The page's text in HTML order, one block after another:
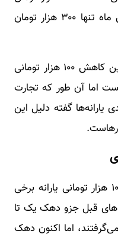
یارانه نقدی دریافت می‌کردند، این ماه تنها ۳۰۰ هزار تومان
برخی از مردم گمان می‌کنند که این کاهش ۱۰۰ هزار تومانی
اما آن طور که تجارت
گفته دلیل این
این مقام مسئول با تایید حذف ۱۰۰ هزار تومانی یارانه برخی
قبل جزو دهک یک تا
هزار تومانی می‌گرفتند، اما اکنون دهک